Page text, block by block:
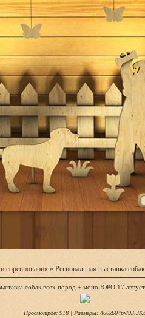
соревнования » Региональная выставка
собак всех пород + моно ЮРО 17
Просмотров: 918 | Размеры: 400x604px/